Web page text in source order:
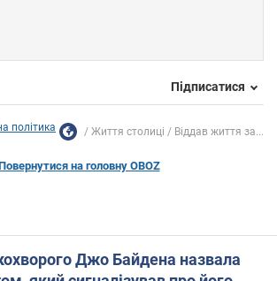
Підписатися
політика Життя столиці Віддав життя за...
на головну OBOZ
Джо Байдена назвала